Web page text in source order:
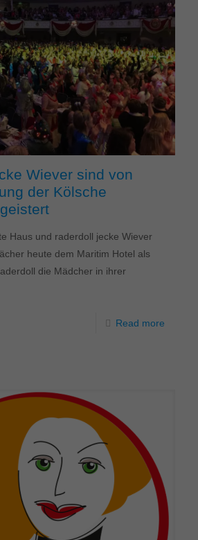
Wiever sind von
der Kölsche
Haus und raderdoll jecke Wiever
heute dem Maritim Hotel als
die Mädcher in ihrer
Read more